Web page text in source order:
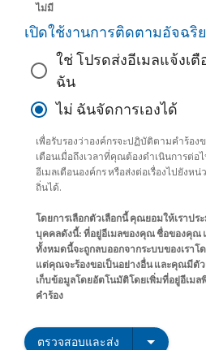
ไม่มี
เปิดใช้งานการติดตามอัจฉริ
ใช่ โปรดส่งอีเมลแจ้งเ
ฉัน
ไม่ ฉันจัดการเองได้
เพื่อรับรองว่าองค์กรจะปฏิบัติตามคำร้อง
เตือนเมื่อถึงเวลาที่คุณต้องดำเนินการต่อ
อีเมลเตือนองค์กร หรือส่งต่อเรื่องไปยังห
ถิ่นได้.
โดยการเลือกตัวเลือกนี้ คุณยอมให้เราป
บุคคลดังนี้: ที่อยู่อีเมลของคุณ ชื่อของคุณ
ทั้งหมดนี้จะถูกลบออกจากระบบของเราโ
แต่คุณจะร้องขอเป็นอย่างอื่น และคุณมีตัว
เก็บข้อมูลโดยอัตโนมัติโดยเพิ่มที่อยู่อีเมล
คำร้อง
ตรวจสอบและส่ง